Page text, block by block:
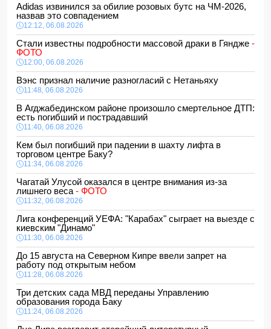
Adidas извинился за обилие розовых бутс на ЧМ-2026,
назвав это совпадением
12:12, 06.08.2026
Стали известны подробности массовой драки в Гяндже -
ФОТО
12:00, 06.08.2026
Вэнс признал наличие разногласий с Нетаньяху
11:48, 06.08.2026
В Агджабединском районе произошло смертельное ДТП:
есть погибший и пострадавший
11:40, 06.08.2026
Кем был погибший при падении в шахту лифта в
торговом центре Баку?
11:34, 06.08.2026
Чагатай Улусой оказался в центре внимания из-за
лишнего веса - ФОТО
11:32, 06.08.2026
Лига конференций УЕФА: "Карабах" сыграет на выезде с
киевским "Динамо"
11:30, 06.08.2026
До 15 августа на Северном Кипре ввели запрет на
работу под открытым небом
11:28, 06.08.2026
Три детских сада МВД переданы Управлению
образования города Баку
11:24, 06.08.2026